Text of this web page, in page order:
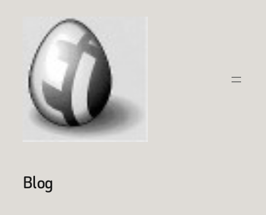
springen
Blog